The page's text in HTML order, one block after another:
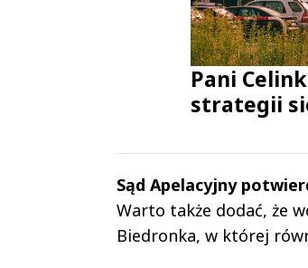
Pani
strategii
Sąd Apelacyjny
Warto także dodać, że
Biedronka, w której